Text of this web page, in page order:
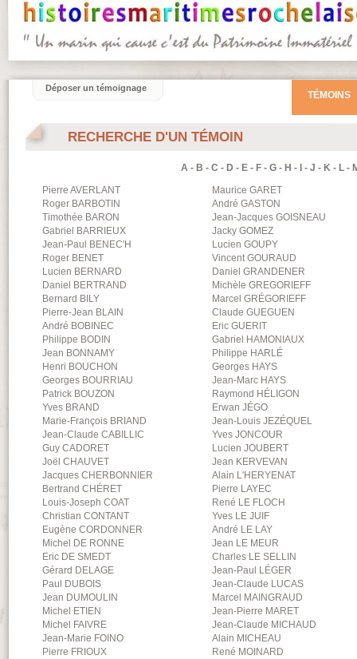
RECHERCHE D'UN TÉMOIN
A - B - C - D - E - F - G - H - - J - K - L -
Pierre AVERLANT Maurice GARET
Roger BARBOTIN André GASTON
Timothée BARON Jean-Jacques GOISNEAU
Gabriel
BARRIEUX Jacky GOMEZ
Jean-Paul
BENEC'H Lucien GOUPY
Roger BENET VincentGOURAUD
Lucien BERNARD Daniel GRANDENER
Daniel
BERTRAND Michèle GREGORIEFF
Bernard BILY Marcel GRÉGORIEFF
Pierre-Jean BLAIN Claude GUEGUEN
André BOBINEC Eric GUERIT
Philippe BODIN Gabriel
HAMONIAUX
Jean BONNAMY Philippe HARLÉ
Henri BOUCHON Georges HAYS
Georges BOURRIAU Jean-Marc HAYS
Patrick BOUZON Raymond HÉLIGON
Yves BRAND Erwan JÉGO
Marie-François BRIAND Jean-Louis JEZÉQUEL
Jean-Claude CABILLIC Yves JONCOUR
Guy CADORET Lucien JOUBERT
Joël CHAUVET Jean KERVEVAN
Jacques CHERBONNIER Alain L'HERYENAT
Bertrand CHÉRET Pierre LAYEC
Louis-Joseph COAT René LE FLOCH
Christian CONTANT Yves LE JUIF
Eugène CORDONNER André LE LAY
Michel
DE RONNE Jean LE MEUR
Eric DE SMEDT Charles LE SELLIN
Gérard DELAGE Jean-Paul
LÉGER
Paul
DUBOIS Jean-Claude LUCAS
Jean DUMOULIN Marcel
MAINGRAUD
Michel
ETIEN Jean-Pierre MARET
Michel
FAIVRE Jean-Claude MICHAUD
Jean-Marie FOINO Alain MICHEAU
Pierre FRIOUX René MOINARD
TÉMOINS
Déposer un témoignage